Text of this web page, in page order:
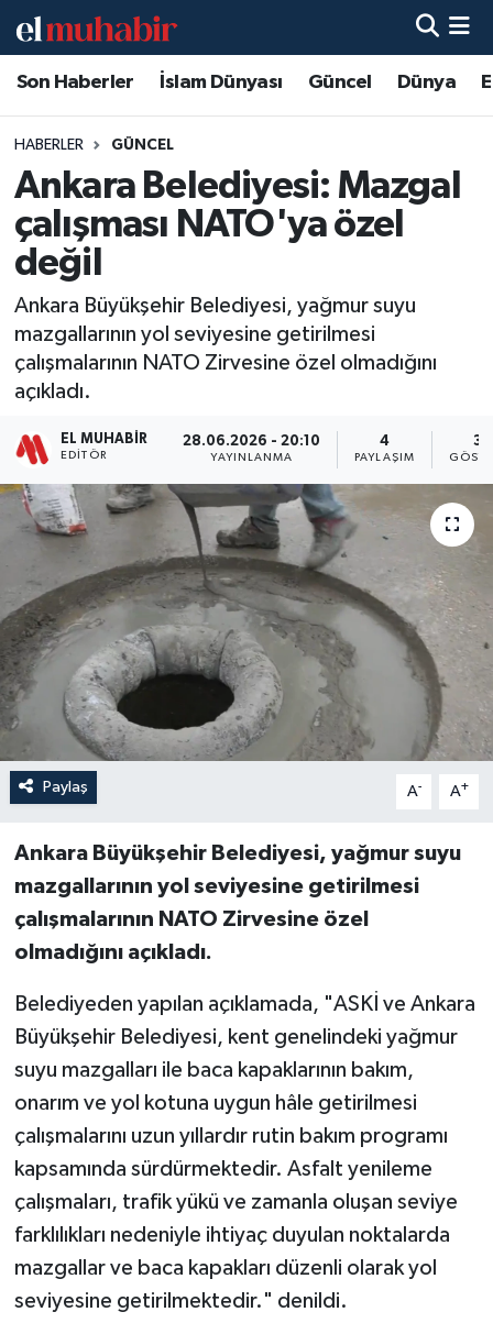
Son Haberler İslam Dünyası Güncel Dünya
HABERLER GÜNCEL
Ankara Belediyesi: Mazgal
çalışması NATO'ya özel
değil
Ankara Büyükşehir Belediyesi, yağmur suyu
mazgallarının yol seviyesine getirilmesi
çalışmalarının NATO Zirvesine özel olmadığını
açıkladı.
EL MUHABIR
EDITÖR
28.06.2026 - 20:10
YAYINLANMA
4
PAYLAŞIM
39
Paylaş A- A+
Ankara Büyükşehir Belediyesi, yağmur suyu
mazgallarının yol seviyesine getirilmesi
çalışmalarının NATO Zirvesine özel
olmadığını açıkladı.
Belediyeden yapılan açıklamada, "ASKİ ve Ankara
Büyükşehir Belediyesi, kent genelindeki yağmur
suyu mazgalları ile baca kapaklarının bakım,
onarım ve yol kotuna uygun hâle getirilmesi
çalışmalarını uzun yıllardır rutin bakım programı
kapsamında sürdürmektedir. Asfalt yenileme
çalışmaları, trafik yükü ve zamanla oluşan seviye
farklılıkları nedeniyle ihtiyaç duyulan noktalarda
mazgallar ve baca kapakları düzenli olarak yol
seviyesine getirilmektedir." denildi.
Hava Durumu
Trafik Durumu
Süper Lig Puan Durumu ve Fikstür
Tüm Manşetler
Son Dakika Haberleri
Haber Arşivi